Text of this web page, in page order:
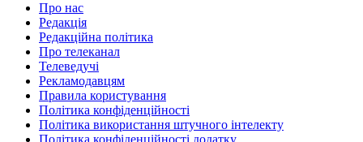
Про нас
Редакція
Редакційна політика
Про телеканал
Телеведучі
Рекламодавцям
Правила користування
Політика конфіденційності
Політика використання штучного інтелекту